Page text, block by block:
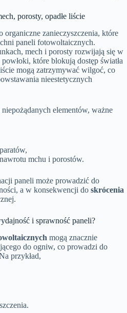
porosty, opadłe liście
organiczne zanieczyszczenia, które
paneli fotowoltaicznych.
mech i porosty rozwijają się w
które blokują dostęp światła
mogą zatrzymywać wilgoć, co
nieestetycznych
elementów, ważne
mchu i porostów.
paneli może prowadzić do
a w konsekwencji do skrócenia
i sprawność paneli?
mogą znacznie
do ogniw, co prowadzi do
przykład,